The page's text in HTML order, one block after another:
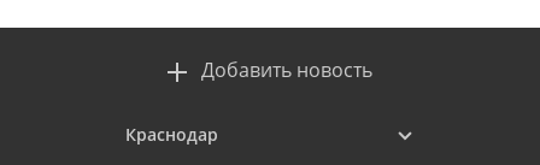
Добавить новость
Краснодар